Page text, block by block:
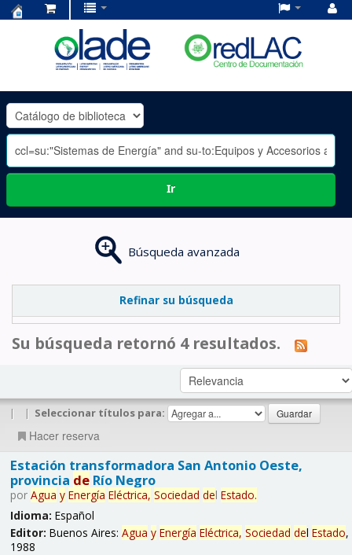
OLADE
-
Ir
Búsqueda avanzada
Refinar su búsqueda
Su búsqueda retornó 4 resultados.
| | Seleccionar títulos para:
Hacer reserva
Estación transformadora San Antonio Oeste,
provincia deRío Negro
por Agua y Energía Eléctrica, Sociedad del Estado.
Idioma: Español
Editor: Buenos Aires: Agua y Energía Eléctrica, Sociedad del Estado,
1988